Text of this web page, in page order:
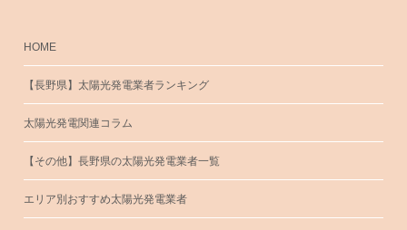
HOME
【長野県】太陽光発電業者ランキング
太陽光発電関連コラム
【その他】長野県の太陽光発電業者一覧
エリア別おすすめ太陽光発電業者